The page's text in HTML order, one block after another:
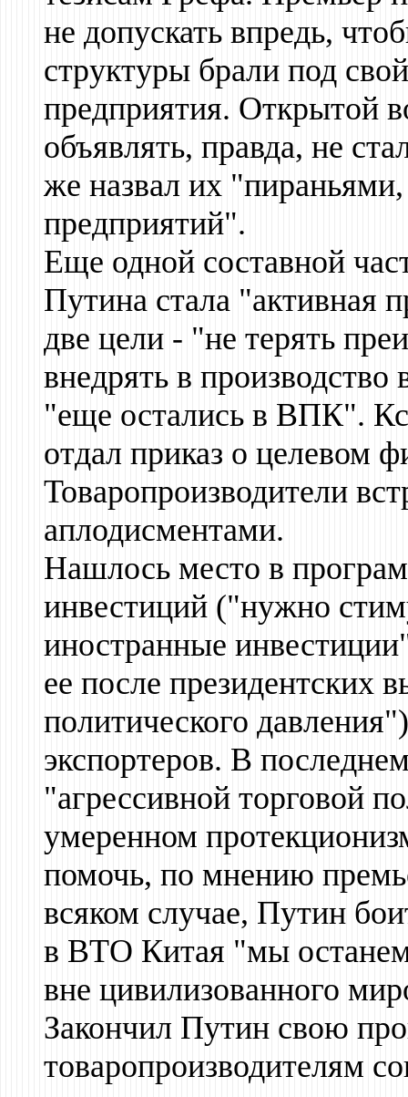
не допускать впредь,
структуры брали под
предприятия. Открытой
объявлять, правда, не
же назвал их
предприятий".
Еще одной составной
Путина стала "активная
две цели - "не терять
внедрять в
"еще остались в ВПК".
отдал приказ о целевом
Товаропроизводители
аплодисментами.
Нашлось место в
инвестиций ("нужно
иностранные
ее после президентских
политического
экспортеров. В
"агрессивной торговой
умеренном
помочь, по мнению
всяком случае, Путин
в ВТО Китая "мы
вне цивилизованного
Закончил Путин свою
товаропроизводителям